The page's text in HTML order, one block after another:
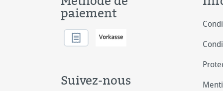
paiement
Suivez-nous